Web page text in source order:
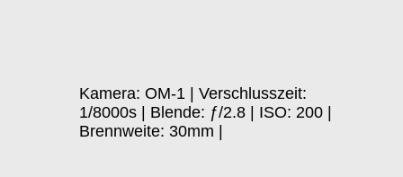
Kamera: OM-1 | Verschlusszeit:
1/8000s | Blende: ƒ/2.8 | ISO: 200 |
Brennweite: 30mm |